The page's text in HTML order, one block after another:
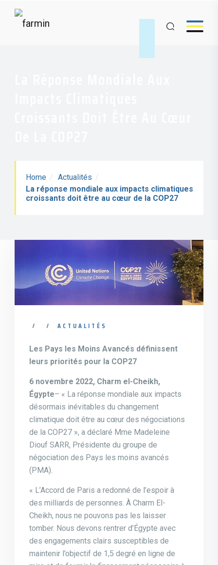
Home
Actualités
La réponse mondiale aux impacts climatiques
croissants doit être au cœur de la COP27
ACTUALITÉS
Les Pays les Moins Avancés définissent
leurs priorités pour la COP27
6 novembre 2022, Charm el-Cheikh,
Égypte– « La réponse mondiale aux impacts
désormais inévitables du changement
climatique doit être au cœur des négociations
de la COP27 », a déclaré Mme Madeleine
Diouf SARR, Présidente du groupe de
négociation des Pays les moins avancés
(PMA).
« L’Accord de Paris a redonné de l’espoir à
des milliards de personnes. À Charm El-
Cheikh, nous ne pouvons pas les laisser
tomber. Nous devons rentrer d’Égypte avec
des engagements clairs susceptibles de
maintenir l’objectif de 1,5 degré en ligne de